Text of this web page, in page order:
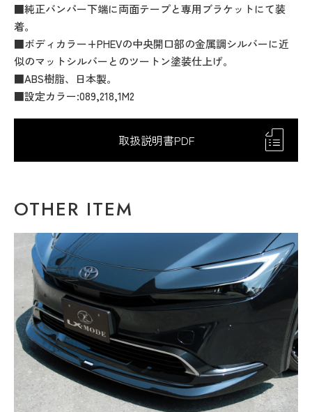
■純正バンパー下端に両面テープと専用ブラケットにて装
着。
■ボディカラー+PHEVの中央開口部の金属調シルバーに近
似のマットシルバーとのツートン塗装仕上げ。
■ABS樹脂、日本製。
■設定カラー:089,218,1M2
取扱説明書PDF
OTHER ITEM